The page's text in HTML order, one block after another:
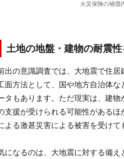
火災保険の補償
土地の地盤・建物の耐震
出の意識調査では、大地震で住
面方法として、国や地方自治体
タもあります。ただ現実は、建
支援が受けられる可能性がある
よる激甚災害による被害を受けて
になるのは、大地震に対する備